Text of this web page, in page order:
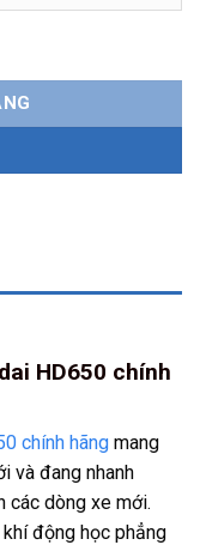
số lượng
HD650 chính
chính hãng mang
và đang nhanh
các dòng xe mới.
động học phẳng